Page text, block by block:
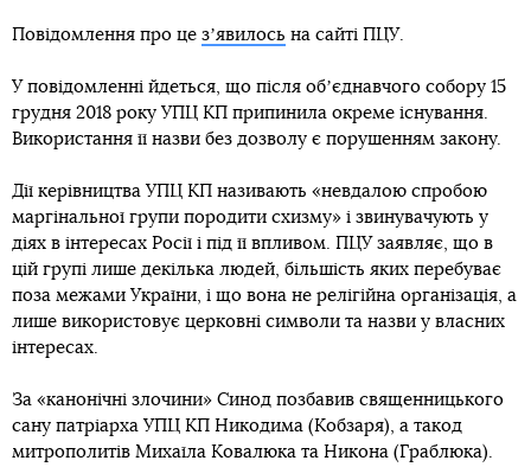
Повідомлення про це зʼявилось на сайті ПЦУ.
У повідомленні йдеться, що після обʼєднавчого собору 15
грудня 2018 року УПЦ КП припинила окреме існування.
Використання її назви без дозволу є порушенням закону.
Дії керівництва УПЦ КП називають «невдалою спробою
маргінальної групи породити схизму» і звинувачують у
діях в інтересах Росії і під її впливом. ПЦУ заявляє, що в
цій групі лише декілька людей, більшість яких перебуває
поза межами України, і що вона не релігійна організація, а
лише використовує церковні символи та назви у власних
інтересах.
За «канонічні злочини» Синод позбавив священницького
сану патріарха УПЦ КП Никодима (Кобзаря), а такод
митрополитів Михаїла Ковалюка та Никона (Граблюка).